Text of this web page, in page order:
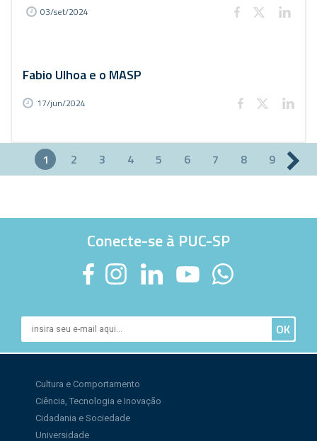
03/set/2024
Fabio Ulhoa e o MASP
17/jun/2024
Páginas
1 2 3 4 5 6 7 8 9
Conecte-se à PUC-SP
Cultura e Comportamento
Ciência, Tecnologia e Inovação
Cidadania e Sociedade
Universidade